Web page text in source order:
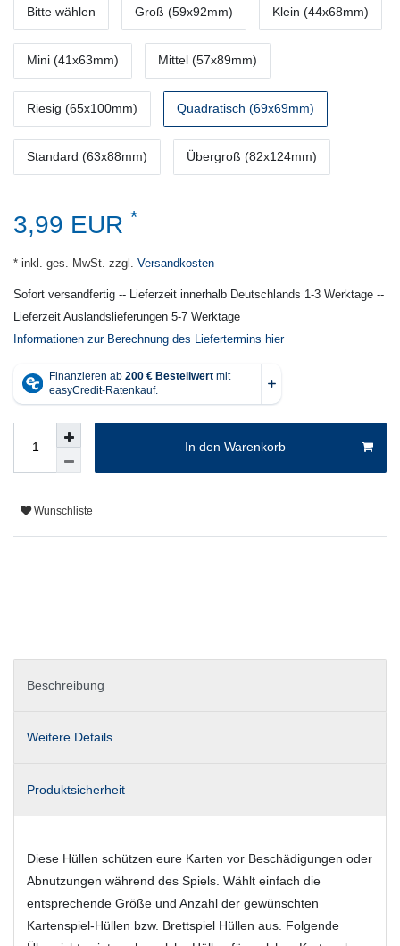
Bitte wählen Groß (59x92mm) Klein (44x68mm)
Mini (41x63mm) Mittel (57x89mm)
Riesig (65x100mm) Quadratisch (69x69mm)
Standard (63x88mm) Übergroß (82x124mm)
3,99 EUR *
* inkl. ges. MwSt. zzgl. Versandkosten
Sofort versandfertig -- Lieferzeit innerhalb Deutschlands 1-3 Werktage --
Lieferzeit Auslandslieferungen 5-7 Werktage
Informationen zur Berechnung des Liefertermins hier
In den Warenkorb
Wunschliste
Beschreibung
Weitere Details
Produktsicherheit
Diese Hüllen schützen eure Karten vor Beschädigungen oder
Abnutzungen während des Spiels. Wählt einfach die
entsprechende Größe und Anzahl der gewünschten
Kartenspiel-Hüllen bzw. Brettspiel Hüllen aus. Folgende